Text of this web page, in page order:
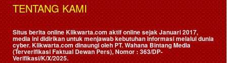
TENTANG KAMI
Situs berita online Klikwarta.com aktif online sejak Januari 2017,
media ini didirikan untuk menjawab kebutuhan informasi melalui dunia
cyber. Klikwarta.com dinaungi oleh PT. Wahana Bintang Media
(Terverifikasi Faktual Dewan Pers), Nomor : 363/DP-
Verifikasi/K/X/2025.